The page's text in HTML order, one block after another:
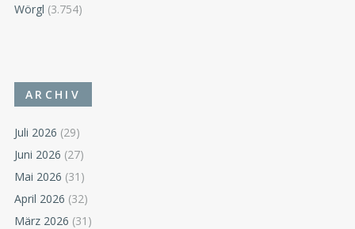
Wörgl (3.754)
ARCHIV
Juli 2026 (29)
Juni 2026 (27)
Mai 2026 (31)
April 2026 (32)
März 2026 (31)